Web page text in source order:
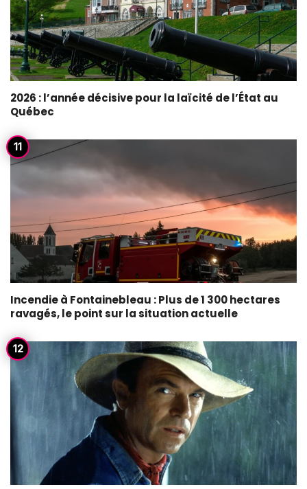
2026 : l’année décisive pour la laïcité de l’État au
Québec
Incendie à Fontainebleau : Plus de 1 300 hectares
ravagés, le point sur la situation actuelle